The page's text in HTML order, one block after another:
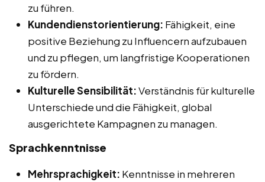
zu führen.
Kundendienstorientierung: Fähigkeit, eine
positive Beziehung zu Influencern aufzubauen
und zu pflegen, um langfristige Kooperationen
zu fördern.
Kulturelle Sensibilität:Verständnis für kulturelle
Unterschiede und die Fähigkeit, global
ausgerichtete Kampagnen zu managen.
Sprachkenntnisse
Mehrsprachigkeit: Kenntnisse in mehreren